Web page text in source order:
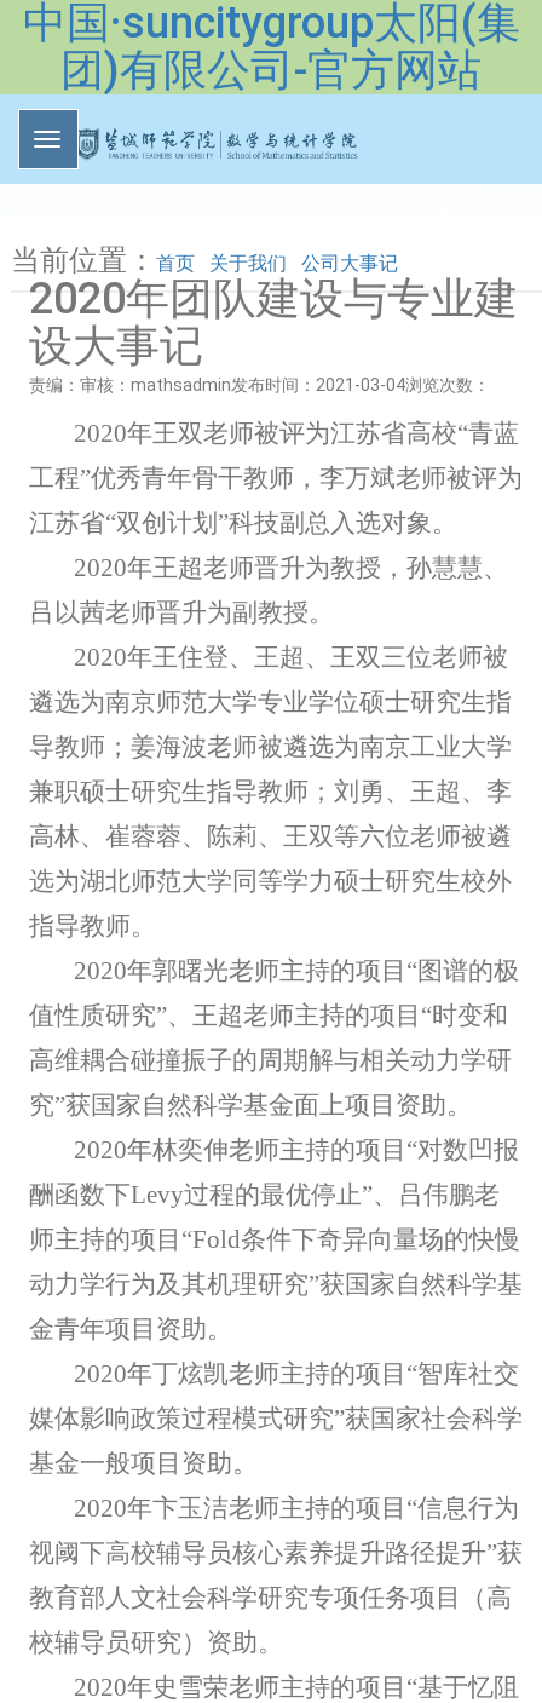
中国·suncitygroup太阳(集
团)有限公司-官方网站
当前位置： 首页 关于我们 公司大事记
2020年团队建设与专业建
设大事记
责编： 审核：mathsadmin发布时间：2021-03-04浏览次数：
2020年王双老师被评为江苏省高校“青蓝
工程”优秀青年骨干教师，李万斌老师被评为
江苏省“双创计划”科技副总入选对象。
2020年王超老师晋升为教授，孙慧慧、
吕以茜老师晋升为副教授。
2020年王住登、王超、王双三位老师被
遴选为南京师范大学专业学位硕士研究生指
导教师；姜海波老师被遴选为南京工业大学
兼职硕士研究生指导教师；刘勇、王超、李
高林、崔蓉蓉、陈莉、王双等六位老师被遴
选为湖北师范大学同等学力硕士研究生校外
指导教师。
2020年郭曙光老师主持的项目“图谱的极
值性质研究”、王超老师主持的项目“时变和
高维耦合碰撞振子的周期解与相关动力学研
究”获国家自然科学基金面上项目资助。
2020年林奕伸老师主持的项目“对数凹报
酬函数下Levy过程的最优停止”、吕伟鹏老
师主持的项目“Fold条件下奇异向量场的快慢
动力学行为及其机理研究”获国家自然科学基
金青年项目资助。
2020年丁炫凯老师主持的项目“智库社交
媒体影响政策过程模式研究”获国家社会科学
基金一般项目资助。
2020年卞玉洁老师主持的项目“信息行为
视阈下高校辅导员核心素养提升路径提升”获
教育部人文社会科学研究专项任务项目（高
校辅导员研究）资助。
2020年史雪荣老师主持的项目“基于忆阻